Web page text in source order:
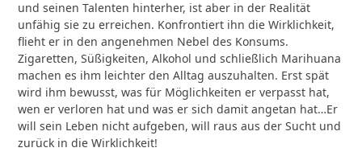
und seinen Talenten hinterher, ist aber in der Realität
unfähig sie zu erreichen. Konfrontiert ihn die Wirklichkeit,
flieht er in den angenehmen Nebel des Konsums.
Zigaretten, Süßigkeiten, Alkohol und schließlich Marihuana
machen es ihm leichter den Alltag auszuhalten. Erst spät
wird ihm bewusst, was für Möglichkeiten er verpasst hat,
wen er verloren hat und was er sich damit angetan hat…Er
will sein Leben nicht aufgeben, will raus aus der Sucht und
zurück in die Wirklichkeit!